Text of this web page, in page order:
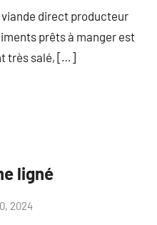
viande direct producteur
prêts à manger est
très salé, […]
ligné
2024